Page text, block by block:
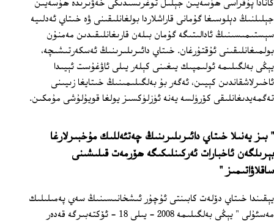
كانادا پۇقراسى ھۈسەيىن جېلىل توغرىسىدىكى خەۋىرىدە ھۈسەيىن
جېلىلنىڭ دېلوسىغا گۇمانى قاراشلاردا بولغانلىقىنى ۋە خىتاي ئەدلىيە
سېستىمىسىنىڭ ئادالىتىگە گۇمان بىلەن قارىغانلىقىدىن مەمنۇن
بولمىغانلىقىنى ئۇقتۇرغان. خىتاي دائىرىلىرىنىڭ ئەسكەرتىشىچە،
يېڭى بەلگىلىمە ئولىمپىك يىغىنى كېلەر يىلى ئاۋغۇست ئېيىدا
ئاخىرلاشقاندىن كېيىن، ئەگەر بۇ بەلگىلىمىنىڭ خىتايغا زىيىنى
تەگمەيدىغانلىقى كۆرۈلسە يەنە ئۈزلۈكسىز يولغا قويۇلۇشى مۇمكىن.
" بىز يەنىلا خىتاي دائىرىلىرىنىڭ چەتئەللىك مۇخبىرلارغا
بېرىلگەن ئاخبارات ئەركىنلىكىگە ھۆرمەت قىلىشىنى
ساقلاۋاتىمىز "
يېقىندا خىتاي دۆلەت كابىنتى ئۇچۇر ئىشخانىسىنىڭ سەي پەمىلىلىك
مەسئۇلى " يېڭى بەلگىلىمە 2008 - يىلى 18 ‏- ئۆكتەبىرگە قەدەر